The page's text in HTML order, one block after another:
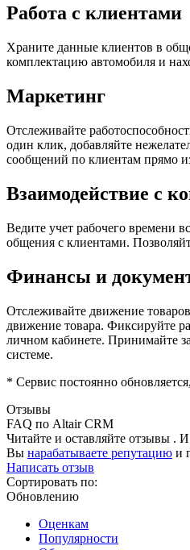
Работа с клиентами
Храните данные клиентов в
комплектацию автомобиля и
Маркетинг
Отслеживайте
один клик, добавляйте
сообщений по клиентам прямо
Взаимодействие с
Ведите учет рабочего времени
общения с клиентами.
Финансы и
Отслеживайте движение
движение товара. Фиксируйте
личном кабинете. Принимайте
системе.
* Сервис постоянно
Отзывы
FAQ по Altair CRM
Читайте и оставляйте отзывы .
Вы нарабатываете репутацию и
Написать отзыв
Сортировать по:
Обновлению
Оценкам
Популярности